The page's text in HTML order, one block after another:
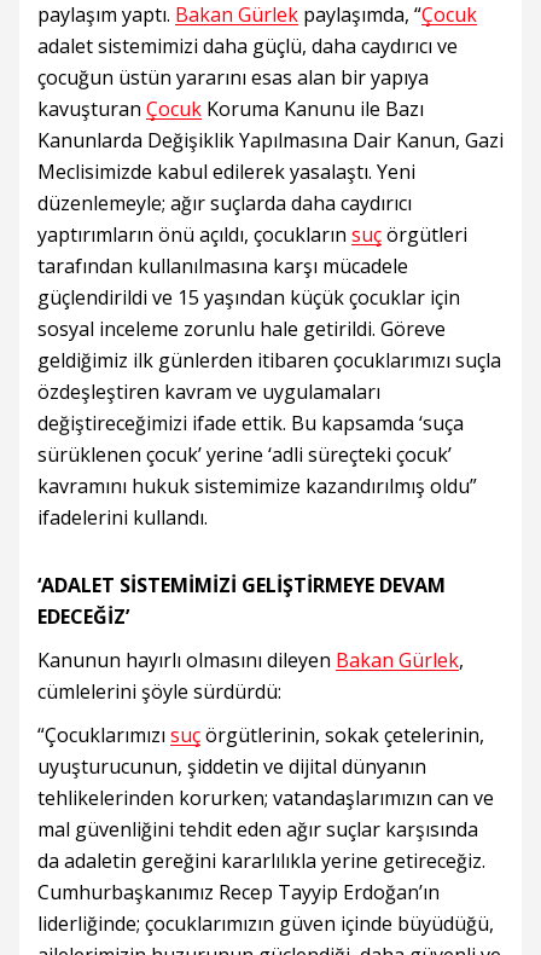
paylaşım yaptı. Bakan Gürlek paylaşımda, “Çocuk
adalet sistemimizi daha güçlü, daha caydırıcı ve
çocuğun üstün yararını esas alan bir yapıya
kavuşturan Çocuk Koruma Kanunu ile Bazı
Kanunlarda Değişiklik Yapılmasına Dair Kanun, Gazi
Meclisimizde kabul edilerek yasalaştı. Yeni
düzenlemeyle; ağır suçlarda daha caydırıcı
yaptırımların önü açıldı, çocukların suçörgütleri
tarafından kullanılmasına karşı mücadele
güçlendirildi ve 15 yaşından küçük çocuklar için
sosyal inceleme zorunlu hale getirildi. Göreve
geldiğimiz ilk günlerden itibaren çocuklarımızı suçla
özdeşleştiren kavram ve uygulamaları
değiştireceğimizi ifade ettik. Bu kapsamda ‘suça
sürüklenen çocuk’ yerine ‘adli süreçteki çocuk’
kavramını hukuk sistemimize kazandırılmış oldu”
ifadelerini kullandı.
‘ADALET SİSTEMİMİZİ GELİŞTİRMEYE DEVAM
EDECEĞİZ’
Kanunun hayırlı olmasını dileyen Bakan Gürlek,
cümlelerini şöyle sürdürdü:
“Çocuklarımızı suçörgütlerinin, sokak çetelerinin,
uyuşturucunun, şiddetin ve dijital dünyanın
tehlikelerinden korurken; vatandaşlarımızın can ve
mal güvenliğini tehdit eden ağır suçlar karşısında
da adaletin gereğini kararlılıkla yerine getireceğiz.
Cumhurbaşkanımız Recep Tayyip Erdoğan’ın
liderliğinde; çocuklarımızın güven içinde büyüdüğü,